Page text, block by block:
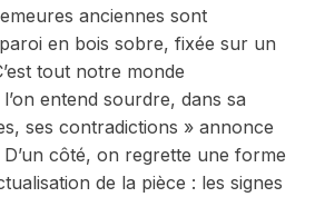
anciennes sont
en bois sobre, fixée sur un
tout notre monde
entend sourdre, dans sa
ses contradictions » annonce
côté, on regrette une forme
de la pièce : les signes